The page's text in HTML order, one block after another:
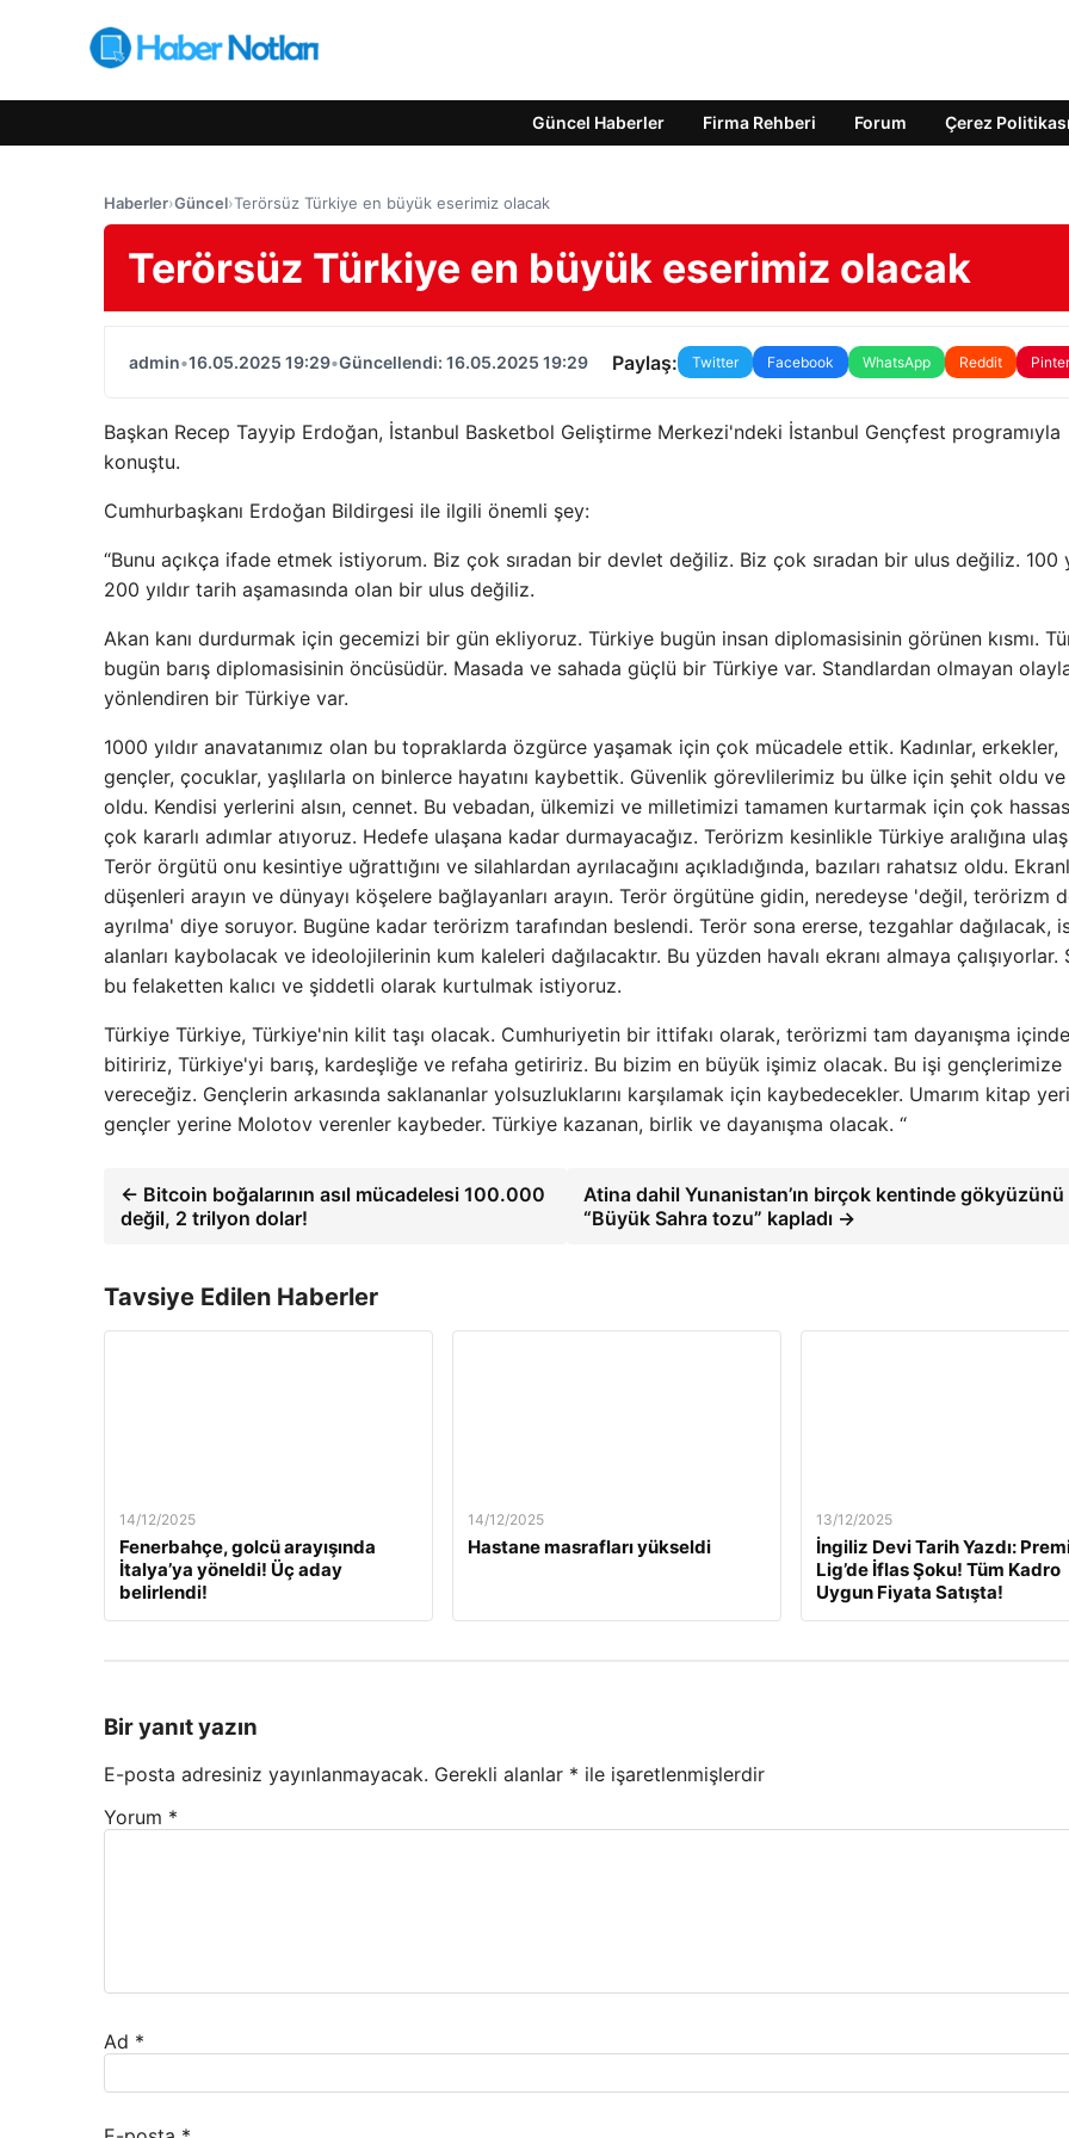
Güncel Haberler Firma Rehberi Forum Çerez Politikası
Haberler›Güncel›Terörsüz Türkiye en büyük eserimiz olacak
Terörsüz Türkiye en büyük eserimiz olacak
admin•16.05.2025 19:29•Güncellendi: 16.05.2025 19:29 Paylaş: Twitter Facebook WhatsApp Reddit
Başkan Recep Tayyip Erdoğan, İstanbul Basketbol Geliştirme Merkezi'ndeki İstanbul Gençfest programıyla
konuştu.
Cumhurbaşkanı Erdoğan Bildirgesi ile ilgili önemli şey:
“Bunu açıkça ifade etmek istiyorum. Biz çok sıradan bir devlet değiliz. Biz çok sıradan bir ulus değiliz. 100
200 yıldır tarih aşamasında olan bir ulus değiliz.
Akan kanı durdurmak için gecemizi bir gün ekliyoruz. Türkiye bugün insan diplomasisinin görünen kısmı.
bugün barış diplomasisinin öncüsüdür. Masada ve sahada güçlü bir Türkiye var. Standlardan olmayan
yönlendiren bir Türkiye var.
1000 yıldır anavatanımız olan bu topraklarda özgürce yaşamak için çok mücadele ettik. Kadınlar, erkekler,
gençler, çocuklar, yaşlılarla on binlerce hayatını kaybettik. Güvenlik görevlilerimiz bu ülke için şehit oldu
oldu. Kendisi yerlerini alsın, cennet. Bu vebadan, ülkemizi ve milletimizi tamamen kurtarmak için çok
çok kararlı adımlar atıyoruz. Hedefe ulaşana kadar durmayacağız. Terörizm kesinlikle Türkiye aralığına
Terör örgütü onu kesintiye uğrattığını ve silahlardan ayrılacağını açıkladığında, bazıları rahatsız oldu.
düşenleri arayın ve dünyayı köşelere bağlayanları arayın. Terör örgütüne gidin, neredeyse 'değil, terörizm
ayrılma' diye soruyor. Bugüne kadar terörizm tarafından beslendi. Terör sona ererse, tezgahlar dağılacak,
alanları kaybolacak ve ideolojilerinin kum kaleleri dağılacaktır. Bu yüzden havalı ekranı almaya çalışıyorlar.
bu felaketten kalıcı ve şiddetli olarak kurtulmak istiyoruz.
Türkiye Türkiye, Türkiye'nin kilit taşı olacak. Cumhuriyetin bir ittifakı olarak, terörizmi tam dayanışma içinde
bitiririz, Türkiye'yi barış, kardeşliğe ve refaha getiririz. Bu bizim en büyük işimiz olacak. Bu işi gençlerimize
vereceğiz. Gençlerin arkasında saklananlar yolsuzluklarını karşılamak için kaybedecekler. Umarım kitap
gençler yerine Molotov verenler kaybeder. Türkiye kazanan, birlik ve dayanışma olacak. “
← Bitcoin boğalarının asıl mücadelesi 100.000
değil, 2 trilyon dolar!
Atina dahil Yunanistan’ın birçok kentinde gökyüzünü
“Büyük Sahra tozu” kapladı →
Tavsiye Edilen Haberler
14/12/2025
Fenerbahçe, golcü arayışında
İtalya’ya yöneldi! Üç aday
belirlendi!
14/12/2025
Hastane masrafları yükseldi
13/12/2025
İngiliz Devi Tarih Yazdı:
Lig’de İflas Şoku! Tüm Kadro
Uygun Fiyata Satışta!
Bir yanıt yazın
E-posta adresiniz yayınlanmayacak. Gerekli alanlar * ile işaretlenmişlerdir
Yorum *
Ad *